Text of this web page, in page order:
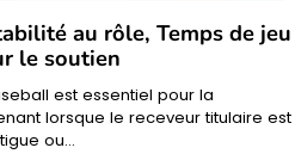
au rôle, Temps de jeu
le soutien
est essentiel pour la
lorsque le receveur titulaire est
ou…